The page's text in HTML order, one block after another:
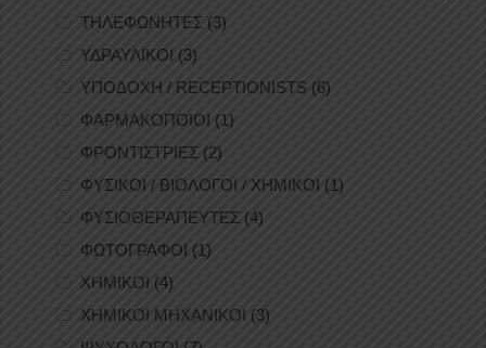
ΤΗΛΕΦΩΝΗΤΕΣ (3)
ΥΔΡΑΥΛΙΚΟΙ (3)
ΥΠΟΔΟΧΗ / RECEPTIONISTS (6)
ΦΑΡΜΑΚΟΠΟΙΟΙ (1)
ΦΡΟΝΤΙΣΤΡΙΕΣ (2)
ΦΥΣΙΚΟΙ / ΒΙΟΛΟΓΟΙ / ΧΗΜΙΚΟΙ (1)
ΦΥΣΙΟΘΕΡΑΠΕΥΤΕΣ (4)
ΦΩΤΟΓΡΑΦΟΙ (1)
ΧΗΜΙΚΟΙ (4)
ΧΗΜΙΚΟΙ ΜΗΧΑΝΙΚΟΙ (3)